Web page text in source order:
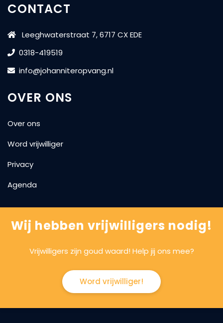
CONTACT
Leeghwaterstraat 7, 6717 CX EDE
0318-419519
info@johanniteropvang.nl
OVER ONS
Over ons
Word vrijwilliger
Privacy
Agenda
Wij hebben vrijwilligers nodig!
Vrijwilligers zijn goud waard! Help jij ons mee?
Word vrijwilliger!